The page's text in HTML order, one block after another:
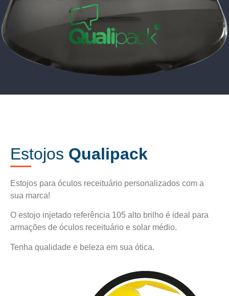
Estojos Qualipack
Estojos para óculos receituário personalizados com a
sua marca!
O estojo injetado referência 105 alto brilho é ideal para
armações de óculos receituário e solar médio.
Tenha qualidade e beleza em sua ótica.